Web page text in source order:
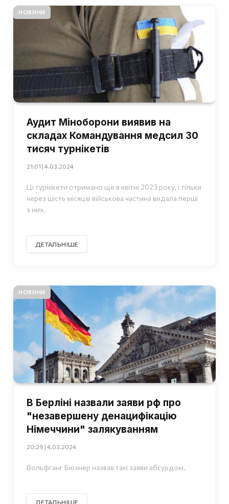
НОВИНИ
Аудит Міноборони виявив на
складах Командування медсил 30
тисяч турнікетів
21:01 | 4.03.2024
Ці турнікети отримано ще в квітні 2023 року, і тільки
через шість місяців військова частина видала перші
з них.
ДЕТАЛЬНІШЕ
НОВИНИ
В Берліні назвали заяви рф про
"незавершену денацифікацію
Німеччини" залякуванням
20:29 | 4.03.2024
Вольфганг Бюхнер назвав такі заяви абсурдом.
ДЕТАЛЬНІШЕ